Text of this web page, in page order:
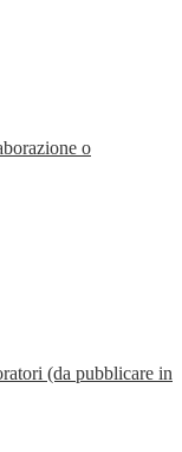
o
(da pubblicare in